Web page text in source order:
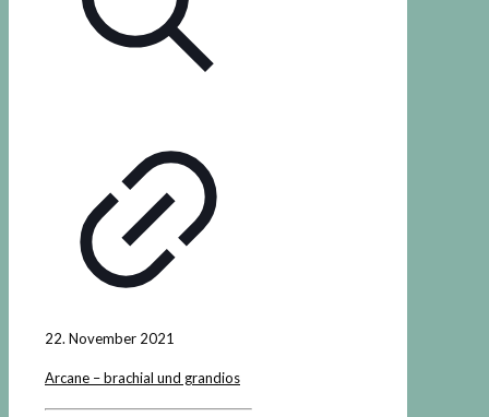
22. November 2021
Arcane – brachial und grandios